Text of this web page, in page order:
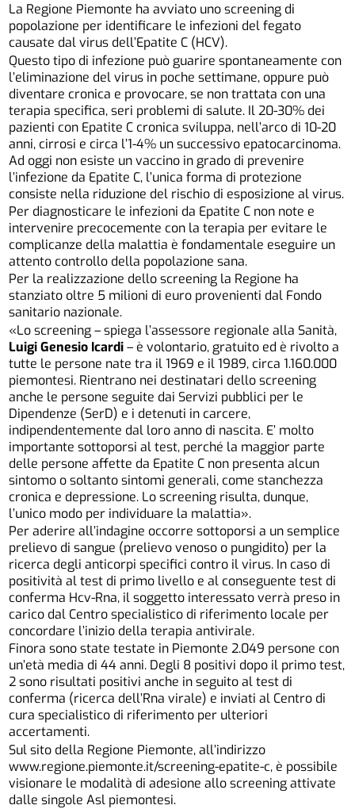
La Regione Piemonte ha avviato uno screening di
popolazione per identificare le infezioni del fegato
causate dal virus dell’Epatite C (HCV).
Questo tipo di infezione può guarire spontaneamente con
l’eliminazione del virus in poche settimane, oppure può
diventare cronica e provocare, se non trattata con una
terapia specifica, seri problemi di salute. Il 20-30% dei
pazienti con Epatite C cronica sviluppa, nell’arco di 10-20
anni, cirrosi e circa l’1-4% un successivo epatocarcinoma.
Ad oggi non esiste un vaccino in grado di prevenire
l’infezione da Epatite C, l’unica forma di protezione
consiste nella riduzione del rischio di esposizione al virus.
Per diagnosticare le infezioni da Epatite C non note e
intervenire precocemente con la terapia per evitare le
complicanze della malattia è fondamentale eseguire un
attento controllo della popolazione sana.
Per la realizzazione dello screening la Regione ha
stanziato oltre 5 milioni di euro provenienti dal Fondo
sanitario nazionale.
«Lo screening – spiega l’assessore regionale alla Sanità,
Luigi Genesio Icardi– è volontario, gratuito ed è rivolto a
tutte le persone nate tra il 1969 e il 1989, circa 1.160.000
piemontesi. Rientrano nei destinatari dello screening
anche le persone seguite dai Servizi pubblici per le
Dipendenze (SerD) e i detenuti in carcere,
indipendentemente dal loro anno di nascita. E’ molto
importante sottoporsi al test, perché la maggior parte
delle persone affette da Epatite C non presenta alcun
sintomo o soltanto sintomi generali, come stanchezza
cronica e depressione. Lo screening risulta, dunque,
l’unico modo per individuare la malattia».
Per aderire all’indagine occorre sottoporsi a un semplice
prelievo di sangue (prelievo venoso o pungidito) per la
ricerca degli anticorpi specifici contro il virus. In caso di
positività al test di primo livello e al conseguente test di
conferma Hcv-Rna, il soggetto interessato verrà preso in
carico dal Centro specialistico di riferimento locale per
concordare l’inizio della terapia antivirale.
Finora sono state testate in Piemonte 2.049 persone con
un’età media di 44 anni. Degli 8 positivi dopo il primo test,
2 sono risultati positivi anche in seguito al test di
conferma (ricerca dell’Rna virale) e inviati al Centro di
cura specialistico di riferimento per ulteriori
accertamenti.
Sul sito della Regione Piemonte, all’indirizzo
www.regione.piemonte.it/screening-epatite-c, è possibile
visionare le modalità di adesione allo screening attivate
dalle singole Asl piemontesi.